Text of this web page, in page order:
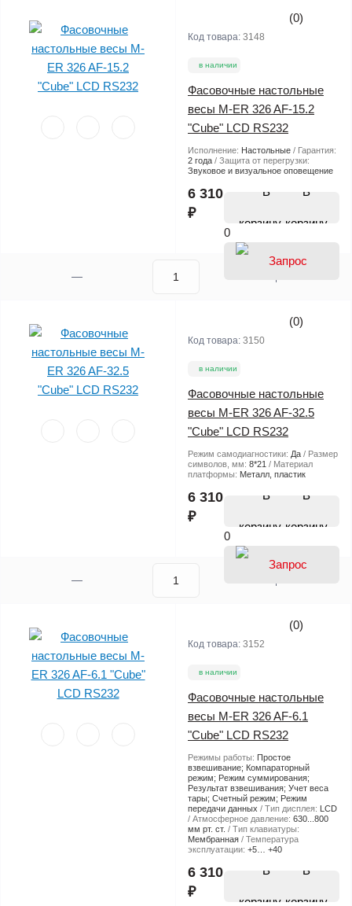
(0)
Код товара: 3148
в наличии
Фасовочные настольные
весы M-ER 326 AF-15.2
"Cube" LCD RS232
Исполнение: Настольные
Гарантия:
2 года
Защита от перегрузки:
Звуковое и визуальное оповещение
6 310
₽
В
корзину
0
(0)
Код товара: 3150
в наличии
Фасовочные настольные
весы M-ER 326 AF-32.5
"Cube" LCD RS232
Режим самодиагностики: Да
Размер
символов, мм: 8*21
Материал
платформы: Металл, пластик
6 310
₽
В
корзину
0
(0)
Код товара: 3152
в наличии
Фасовочные настольные
весы M-ER 326 AF-6.1
"Cube" LCD RS232
Режимы работы: Простое
взвешивание; Компараторный
режим; Режим суммирования;
Результат взвешивания; Учет веса
тары; Счетный режим; Режим
передачи данных
Тип дисплея: LCD
Атмосферное давление: 630...800
мм рт. ст.
Тип клавиатуры:
Мембранная
Температура
эксплуатации: +5… +40
6 310
₽
В
корзину